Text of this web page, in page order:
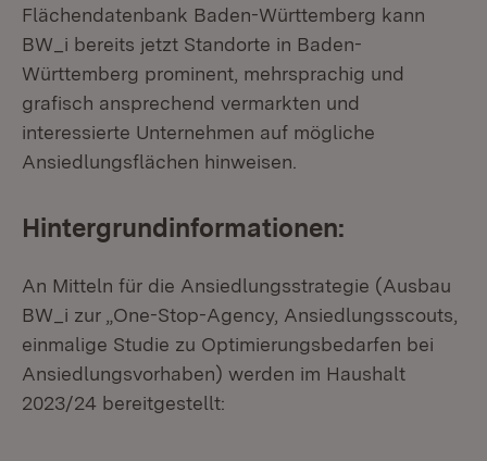
Flächendatenbank Baden-Württemberg kann
BW_i bereits jetzt Standorte in Baden-
Württemberg prominent, mehrsprachig und
grafisch ansprechend vermarkten und
interessierte Unternehmen auf mögliche
Ansiedlungsflächen hinweisen.
Hintergrundinformationen:
An Mitteln für die Ansiedlungsstrategie (Ausbau
BW_i zur „One-Stop-Agency, Ansiedlungsscouts,
einmalige Studie zu Optimierungsbedarfen bei
Ansiedlungsvorhaben) werden im Haushalt
2023/24 bereitgestellt: